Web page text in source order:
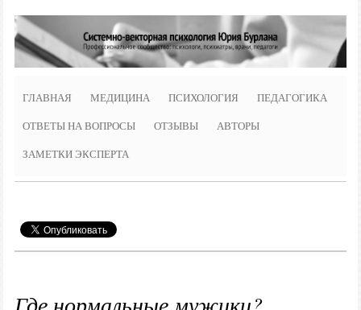
ГЛАВНАЯ МЕДИЦИНА ПСИХОЛОГИЯ ПЕДАГОГИКА
ОТВЕТЫ НА ВОПРОСЫ ОТЗЫВЫ АВТОРЫ
ЗАМЕТКИ ЭКСПЕРТА